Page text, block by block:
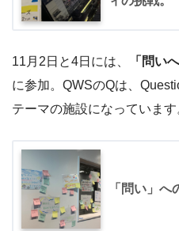
11月2日と4日には、
「問い
に参加。QWSのQは、
テーマの施設になっています
「問い」